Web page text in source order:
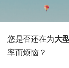
您是否还在为大
率而烦恼？